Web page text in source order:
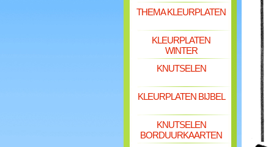
THEMA KLEURPLATEN
KLEURPLATEN
WINTER
KNUTSELEN
KLEURPLATEN BIJBEL
KNUTSELEN
BORDUURKAARTEN